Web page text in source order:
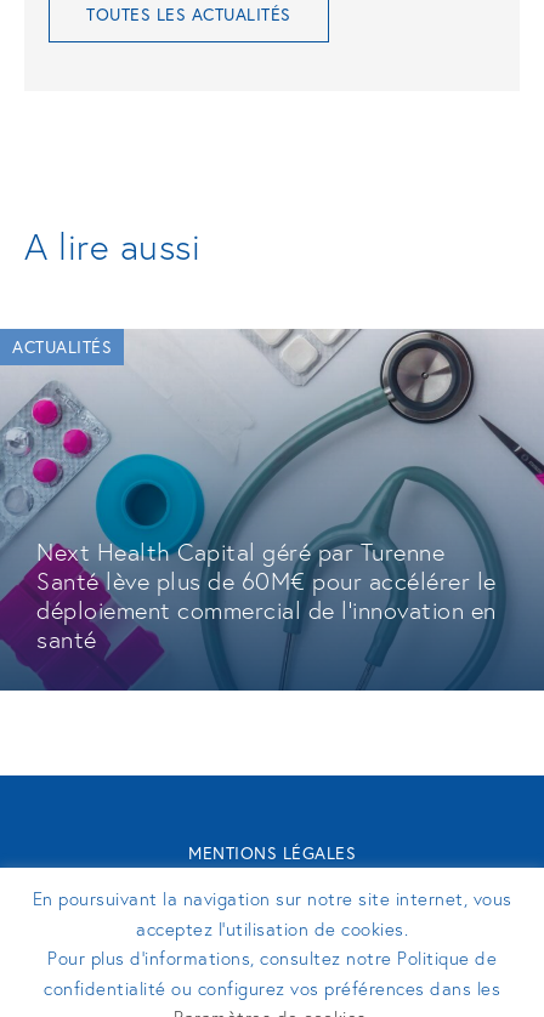
TOUTES LES ACTUALITÉS
A lire aussi
ACTUALITÉS
Next Health Capital géré par Turenne
Santé lève plus de 60M€ pour accélérer le
déploiement commercial de l'innovation en
santé
MENTIONS LÉGALES
TURENNE GROUPE 2026 - SITE RÉALISÉ PAR
SUIVEZ-NOUS
En poursuivant la navigation sur notre site internet, vous
acceptez l’utilisation de cookies.
Pour plus d’informations, consultez notre Politique de
confidentialité ou configurez vos préférences dans les